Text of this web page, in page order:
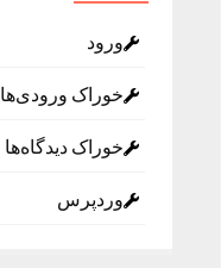
ورود
خوراک ورودی‌ها
خوراک دیدگاه‌ها
وردپرس